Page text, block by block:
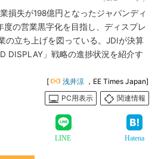
損失が198億円となったジャパンディ
度の営業黒字化を目指し、ディスプレ
の立ち上げを図っている。JDIが決算
DISPLAY」戦略の進捗状況を紹介す
[ 浅井涼 ，EE Times Japan]
PC用表示
関連情報
LINE Hatena